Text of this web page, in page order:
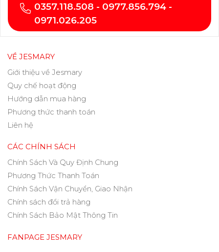
0357.118.508 - 0977.856.794 -
0971.026.205
VỀ JESMARY
Giới thiệu về Jesmary
Quy chế hoạt động
Hướng dẫn mua hàng
Phương thức thanh toán
Liên hệ
CÁC CHÍNH SÁCH
Chính Sách Và Quy Định Chung
Phương Thức Thanh Toán
Chính Sách Vận Chuyển, Giao Nhận
Chính sách đổi trả hàng
Chính Sách Bảo Mật Thông Tin
FANPAGE JESMARY